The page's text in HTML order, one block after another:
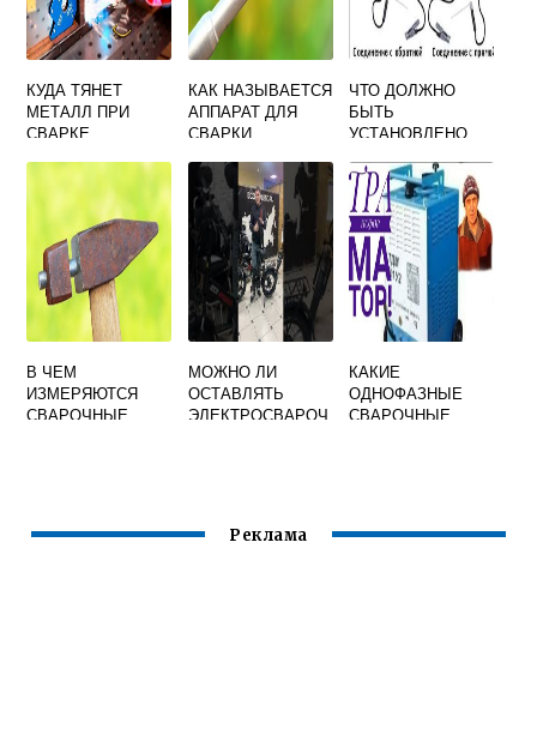
КУДА ТЯНЕТ
МЕТАЛЛ ПРИ
СВАРКЕ
КАК НАЗЫВАЕТСЯ
АППАРАТ ДЛЯ
СВАРКИ
ЧТО ДОЛЖНО
БЫТЬ
УСТАНОВЛЕНО
ЭЛЕКТРОСВАРОЧ
НЫЕ УСТАНОВКИ
В КОТОРЫХ ПО
УСЛОВИЯМ
ЭЛЕКТРОТЕХНИЧ
ЕСКОГО
В ЧЕМ
ИЗМЕРЯЮТСЯ
СВАРОЧНЫЕ
МОЖНО ЛИ
ОСТАВЛЯТЬ
ЭЛЕКТРОСВАРОЧ
НАПРЯЖЕНИЕМ
КАКИЕ
ОДНОФАЗНЫЕ
СВАРОЧНЫЕ
Реклама